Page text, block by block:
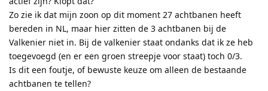
Zo zie ik dat mijn zoon op dit moment 27 achtbanen heeft
bereden in NL, maar hier zitten de 3 achtbanen bij de
Valkenier niet in. Bij de valkenier staat ondanks dat ik ze heb
toegevoegd (en er een groen streepje voor staat) toch 0/3.
Is dit een foutje, of bewuste keuze om alleen de bestaande
achtbanen te tellen?